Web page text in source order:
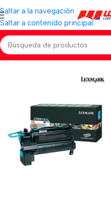
Saltar a la navegación
Saltar a contenido principal
Inicio TONER Toner Lexmark